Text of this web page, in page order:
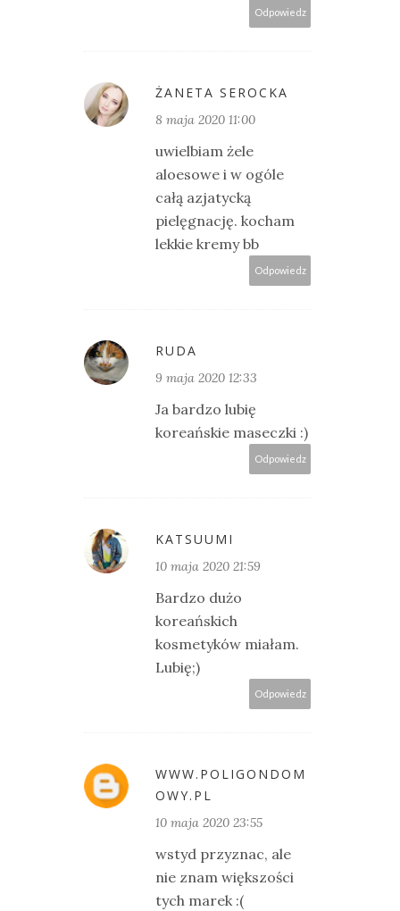
Odpowiedz
ŻANETA SEROCKA
8 maja 2020 11:00
uwielbiam żele
aloesowe i w ogóle
całą azjatycką
pielęgnację. kocham
lekkie kremy bb
Odpowiedz
RUDA
9 maja 2020 12:33
Ja bardzo lubię
koreańskie maseczki :)
Odpowiedz
KATSUUMI
10 maja 2020 21:59
Bardzo dużo
koreańskich
kosmetyków miałam.
Lubię;)
Odpowiedz
WWW.POLIGONDOM
OWY.PL
10 maja 2020 23:55
wstyd przyznac, ale
nie znam większości
tych marek :(